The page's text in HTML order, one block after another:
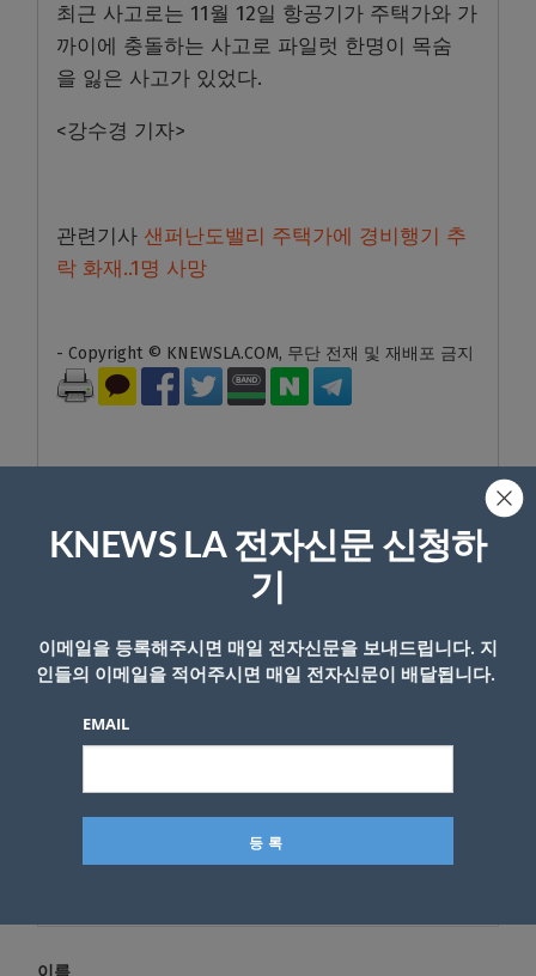
최근 사고로는 11월 12일 항공기가 주택가와 가
까이에 충돌하는 사고로 파일럿 한명이 목숨
을 잃은 사고가 있었다.
<강수경 기자>
관련기사 샌퍼난도밸리 주택가에 경비행기 추
락 화재..1명 사망
- Copyright © KNEWSLA.COM, 무단 전재 및 재배포 금지
답글 남기기
이메일 주소는 공개되지 않습니다.
댓글*
이름
KNEWS LA 전자신문 신청하
기
이메일을 등록해주시면 매일 전자신문을 보내드립니다. 지
인들의 이메일을 적어주시면 매일 전자신문이 배달됩니다.
EMAIL